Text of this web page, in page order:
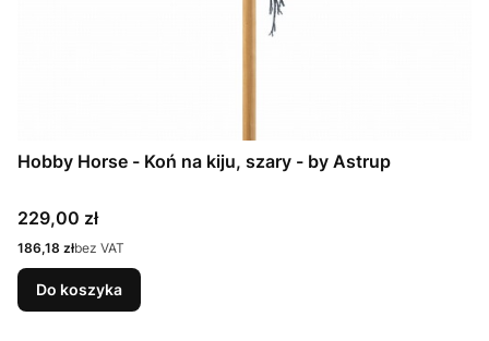
Hobby Horse - Koń na kiju, szary - by Astrup
Cena
229,00 zł
Cena
186,18 złbez VAT
Do koszyka